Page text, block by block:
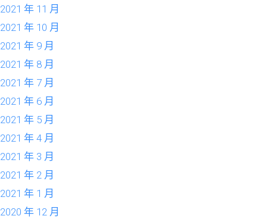
2021 年 11 月
2021 年 10 月
2021 年 9 月
2021 年 8 月
2021 年 7 月
2021 年 6 月
2021 年 5 月
2021 年 4 月
2021 年 3 月
2021 年 2 月
2021 年 1 月
2020 年 12 月